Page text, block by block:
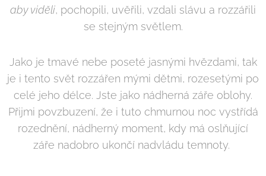
aby viděli, pochopili, uvěřili, vzdali slávu a rozzářili
se stejným světlem.
Jako je tmavé nebe poseté jasnými hvězdami, tak
je i tento svět rozzářen mými dětmi, rozesetými po
celé jeho délce. Jste jako nádherná záře oblohy.
Přijmi povzbuzení, že i tuto chmurnou noc vystřídá
rozednění, nádherný moment, kdy má oslňující
záře nadobro ukončí nadvládu temnoty.